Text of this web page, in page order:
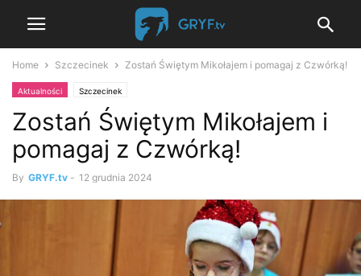
Home Szczecinek Zostań Świętym Mikołajem i pomagaj z Czwórką!
Aktualności Szczecinek
Zostań Świętym Mikołajem i
pomagaj z Czwórką!
By GRYF.tv - 12 grudnia 2024